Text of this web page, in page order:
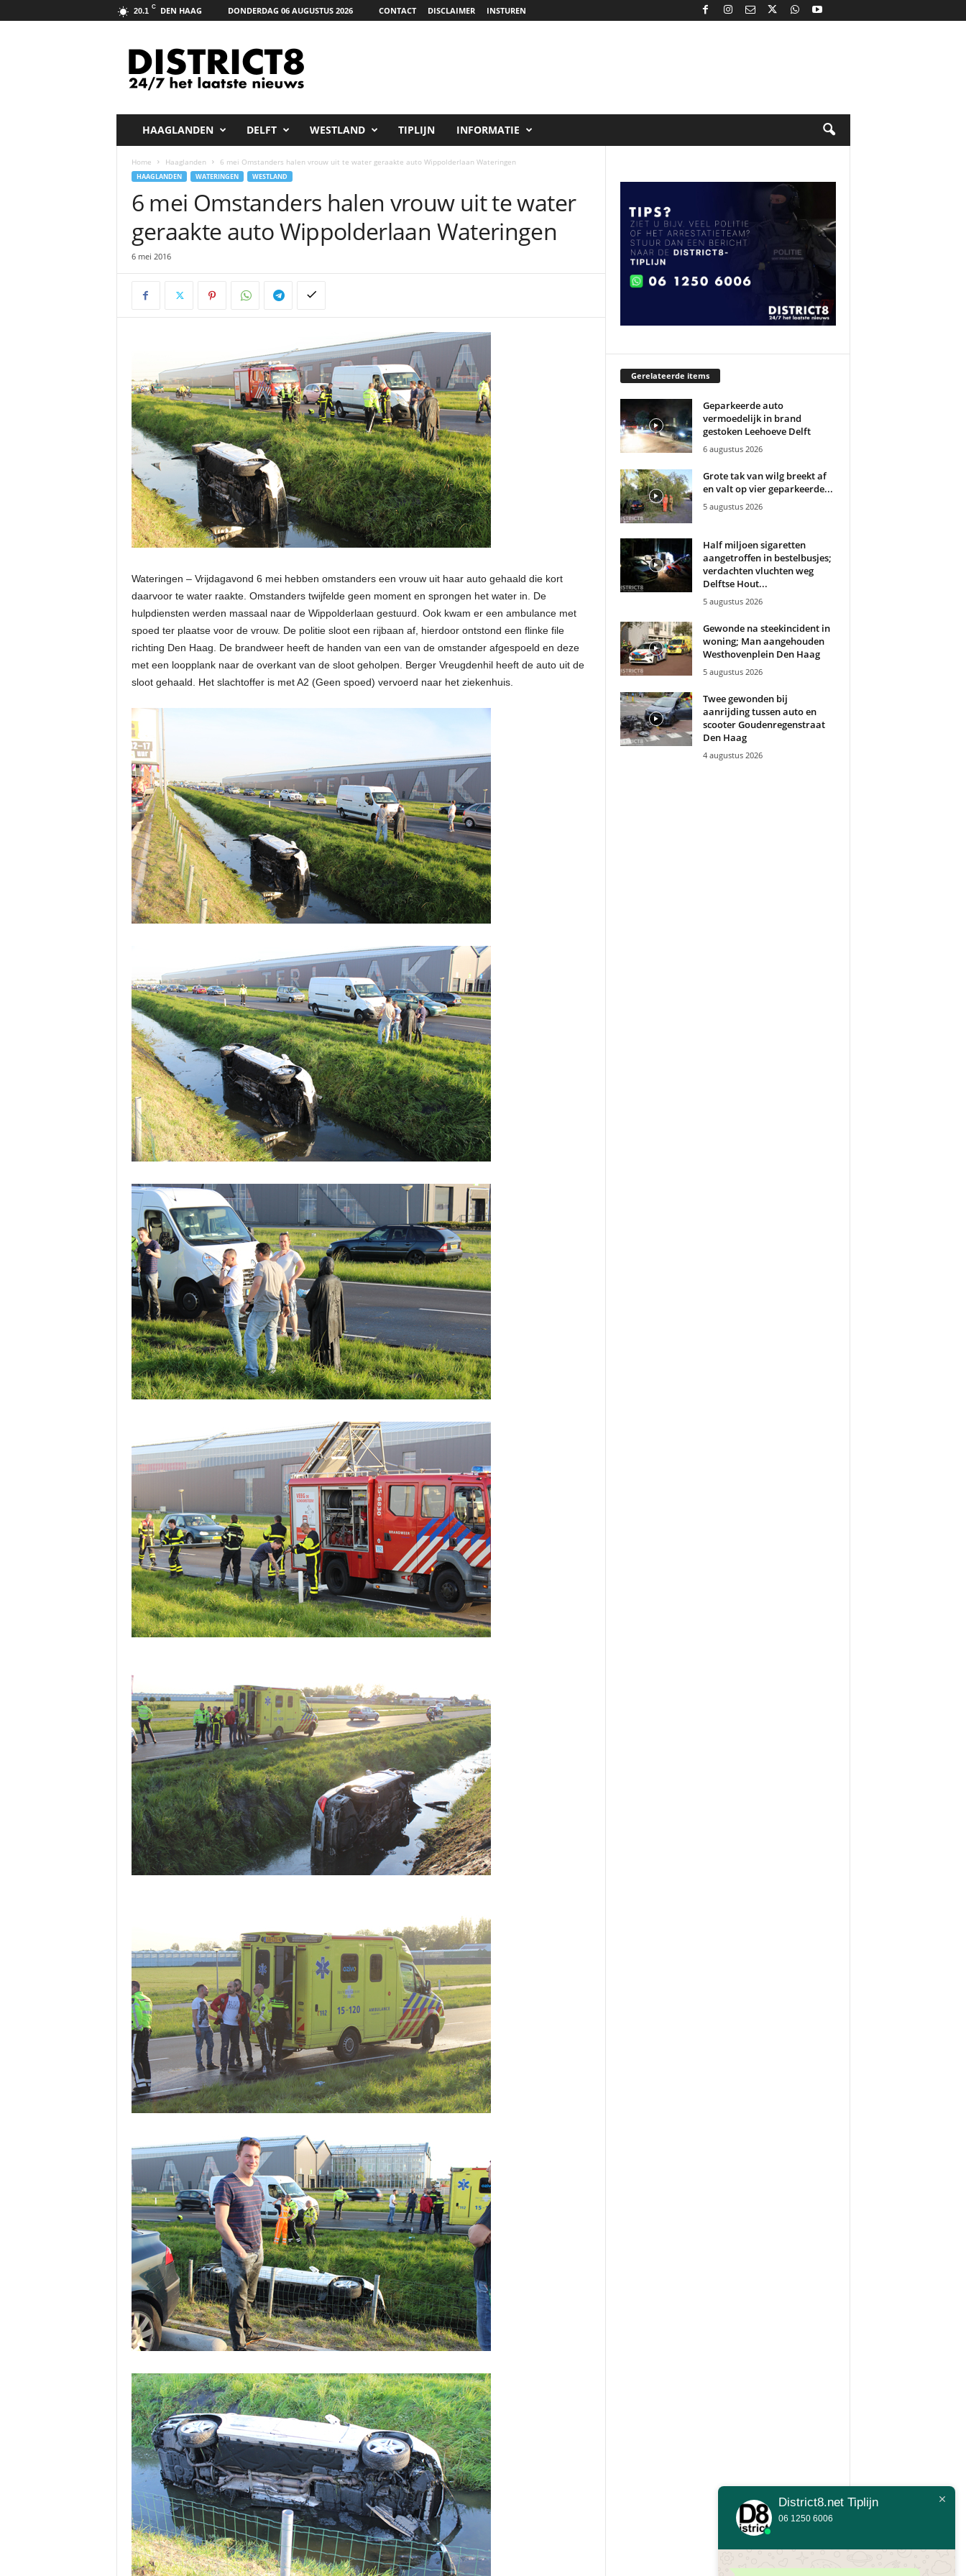
20.1 C DEN HAAG DONDERDAG 06 AUGUSTUS 2026 CONTACT DISCLAIMER INSTUREN
HAAGLANDEN DELFT WESTLAND TIPLIJN INFORMATIE
Home Haaglanden 6 mei Omstanders halen vrouw uit te water geraakte auto Wippolderlaan Wateringen
HAAGLANDEN WATERINGEN WESTLAND
6 mei Omstanders halen vrouw uit te water
geraakte auto Wippolderlaan Wateringen
6 mei 2016
Wateringen – Vrijdagavond 6 mei hebben omstanders een vrouw uit haar auto gehaald die kort
daarvoor te water raakte. Omstanders twijfelde geen moment en sprongen het water in. De
hulpdiensten werden massaal naar de Wippolderlaan gestuurd. Ook kwam er een ambulance met
spoed ter plaatse voor de vrouw. De politie sloot een rijbaan af, hierdoor ontstond een flinke file
richting Den Haag. De brandweer heeft de handen van een van de omstander afgespoeld en deze
met een loopplank naar de overkant van de sloot geholpen. Berger Vreugdenhil heeft de auto uit de
sloot gehaald. Het slachtoffer is met A2 (Geen spoed) vervoerd naar het ziekenhuis.
Gerelateerde items
Geparkeerde auto
vermoedelijk in brand
gestoken Leehoeve Delft
6 augustus 2026
Grote tak van wilg breekt af
en valt op vier geparkeerde...
5 augustus 2026
Half miljoen sigaretten
aangetroffen in bestelbusjes;
verdachten vluchten weg
Delftse Hout...
5 augustus 2026
Gewonde na steekincident in
woning; Man aangehouden
Westhovenplein Den Haag
5 augustus 2026
Twee gewonden bij
aanrijding tussen auto en
scooter Goudenregenstraat
Den Haag
4 augustus 2026
District8.net Tiplijn
06 1250 6006